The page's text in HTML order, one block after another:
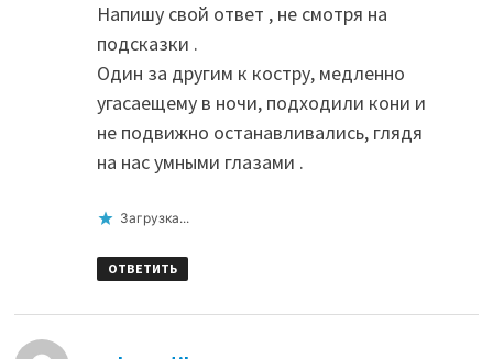
Напишу свой ответ , не смотря на
подсказки .
Один за другим к костру, медленно
угасаещему в ночи, подходили кони и
не подвижно останавливались, глядя
на нас умными глазами .
Загрузка...
ОТВЕТИТЬ